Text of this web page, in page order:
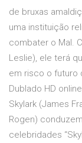
de bruxas
uma instituição
combater o Mal.
Leslie), ele terá
em risco o futuro
Dublado HD
Skylark (James
Rogen)
celebridades